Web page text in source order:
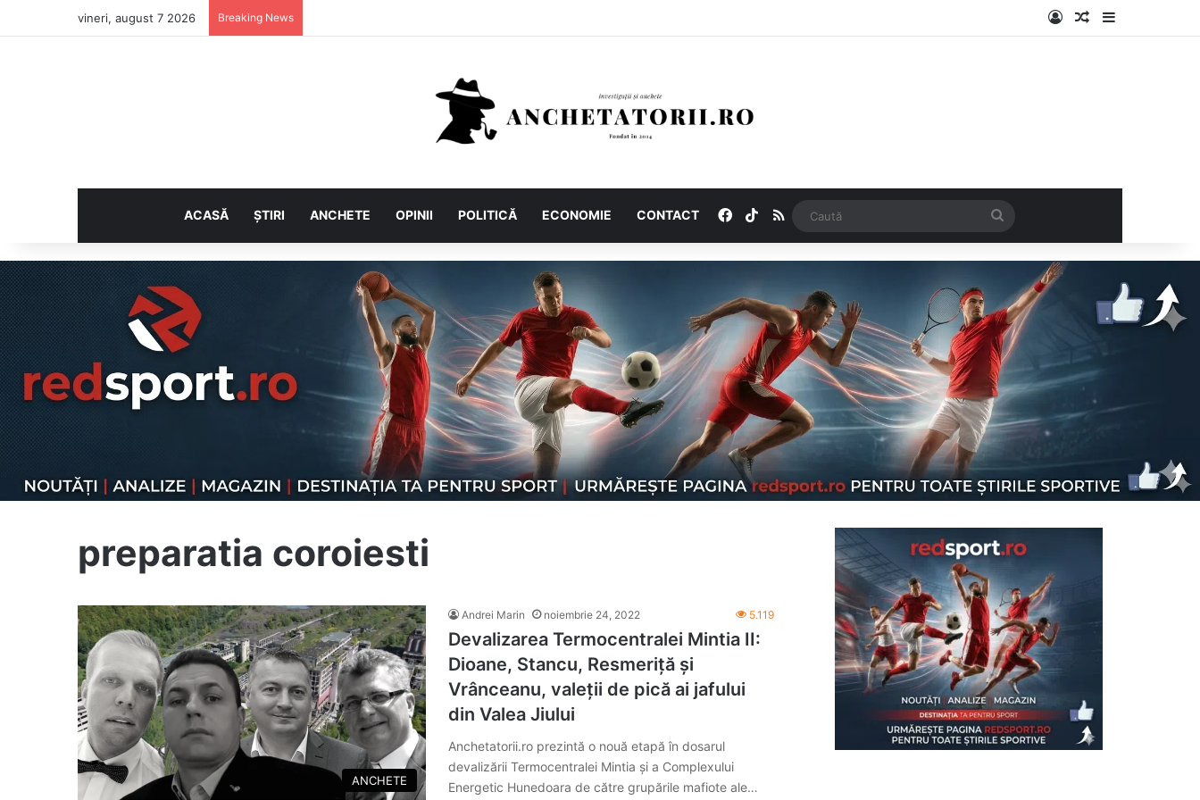
vineri, august 7 2026 Breaking News Log InArticol aleatoriu
ACASĂ ȘTIRI ANCHETE OPINII POLITICĂ ECONOMIE CONTACT Facebook
TikTokRSS
preparatia coroiesti
ANCHETE
Andrei Marin noiembrie 24, 2022 5.119
Devalizarea Termocentralei Mintia II:
Dioane, Stancu, Resmeriță și
Vrânceanu, valeții de pică ai jafului
din Valea Jiului
Anchetatorii.ro prezintă o nouă etapă în dosarul
devalizării Termocentralei Mintia și a Complexului
Energetic Hunedoara de către grupările mafiote ale…